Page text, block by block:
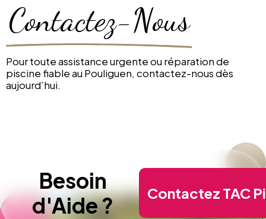
Contactez-Nous
Pour toute assistance urgente ou réparation de
piscine fiable au Pouliguen, contactez-nous dès
aujourd’hui.
Besoin
d'Aide ?
Contactez TAC